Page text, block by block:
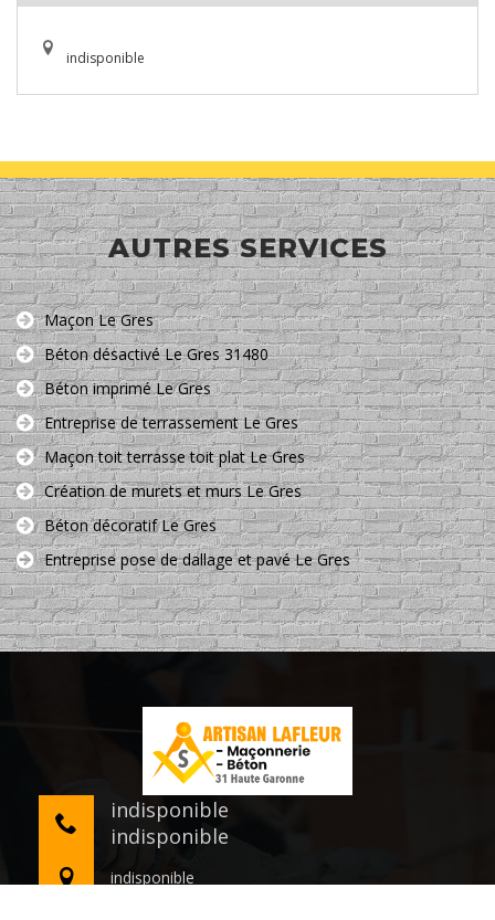
indisponible
AUTRES SERVICES
Maçon Le Gres
Béton désactivé Le Gres 31480
Béton imprimé Le Gres
Entreprise de terrassement Le Gres
Maçon toit terrasse toit plat Le Gres
Création de murets et murs Le Gres
Béton décoratif Le Gres
Entreprise pose de dallage et pavé Le Gres
indisponible
indisponible
indisponible